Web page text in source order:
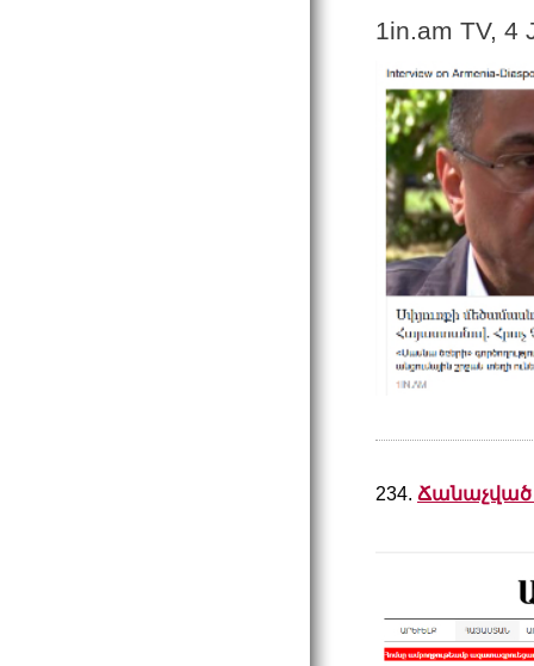
1in.am TV, 4
234. Ճանաչված